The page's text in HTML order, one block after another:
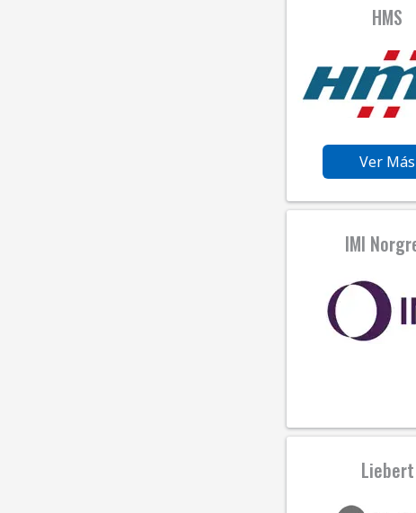
HMS
Ver Más
IMI
Liebert